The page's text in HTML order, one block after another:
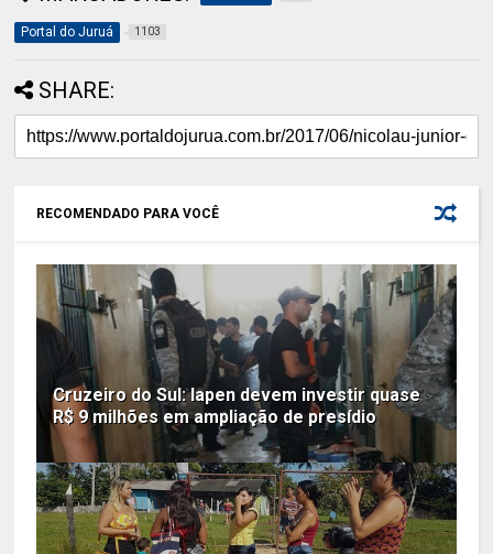
Portal do Juruá 1103
SHARE:
RECOMENDADO PARA VOCÊ
Cruzeiro do Sul: Iapen devem investir quase
R$ 9 milhões em ampliação de presídio